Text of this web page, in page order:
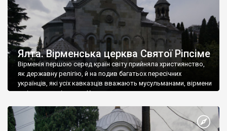
Ялта. Вірменська церква Святої Ріпсіме
Вірменія першою серед країн світу прийняла християнство,
як державну релігію, й на подив багатьох пересічних
українців, які усіх кавказців вважають мусульманами, вірмени
є відданими вірянами Христа